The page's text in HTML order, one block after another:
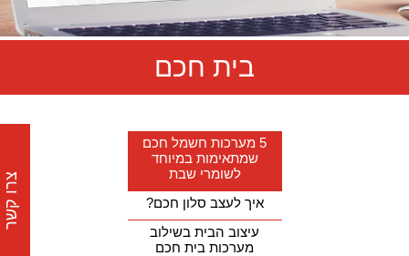
בית חכם
5 מערכות חשמל חכם
שמתאימות במיוחד
לשומרי שבת
איך לעצב סלון חכם?
עיצוב הבית בשילוב
מערכות בית חכם
צרו קשר